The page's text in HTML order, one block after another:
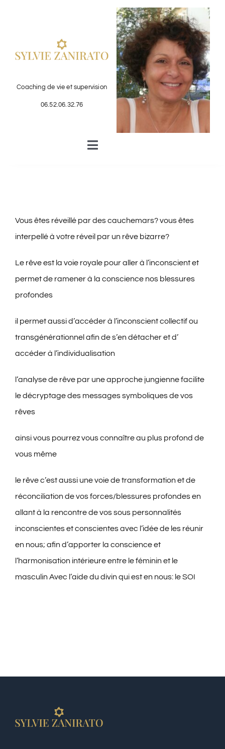
Coaching de vie et supervision
06.52.06.32.76
Toggle
COACHING PARENTAL
ANALYSE DE REVES
SUPERVISION
QUI SUIS-JE
INFOS PRATIQUES
Vous êtes réveillé par des cauchemars? vous êtes
interpellé à votre réveil par un rêve bizarre?
Le rêve est la voie royale pour aller à l’inconscient et
permet de ramener à la conscience nos blessures
profondes
il permet aussi d’accéder à l’inconscient collectif ou
transgénérationnel afin de s’en détacher et d’
accéder à l’individualisation
l’analyse de rêve par une approche jungienne facilite
le décryptage des messages symboliques de vos
rêves
ainsi vous pourrez vous connaître au plus profond de
vous même
le rêve c’est aussi une voie de transformation et de
réconciliation de vos forces/blessures profondes en
allant à la rencontre de vos sous personnalités
inconscientes et conscientes avec l’idée de les réunir
en nous; afin d’apporter la conscience et
l’harmonisation intérieure entre le féminin et le
masculin Avec l’aide du divin qui est en nous: le SOI